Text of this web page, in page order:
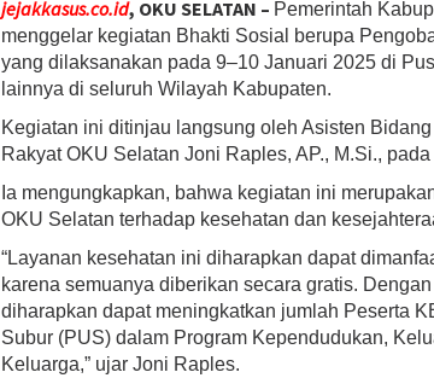
i
s
W
a
n
a
P
e
r
n
g
a
t
at
sA
p
p
b
o
o
k
ai
l
ar
e
jejakkasus.co.id, OKU SELATAN – Pemerintah
menggelar kegiatan Bhakti Sosial berupa
yang dilaksanakan pada 9–10 Januari 2025 di
lainnya di seluruh Wilayah Kabupaten.
Kegiatan ini ditinjau langsung oleh Asisten
Rakyat OKU Selatan Joni Raples, AP., M.Si.,
Ia mengungkapkan, bahwa kegiatan ini
OKU Selatan terhadap kesehatan dan
“Layanan kesehatan ini diharapkan dapat
karena semuanya diberikan secara gratis.
diharapkan dapat meningkatkan jumlah Peserta
Subur (PUS) dalam Program Kependudukan,
Keluarga,” ujar Joni Raples.